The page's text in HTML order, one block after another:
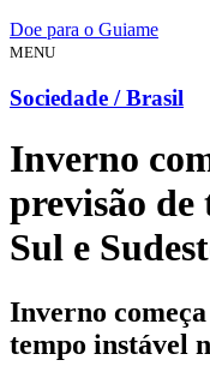
Doe para o Guiame
MENU
Sociedade / Brasil
Inverno
previsão de
Sul e
Inverno
tempo instável